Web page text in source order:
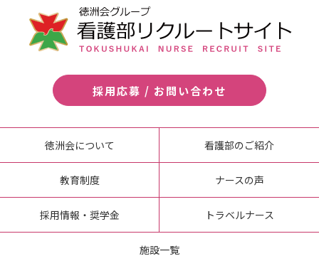
採用応募 / お問い合わせ
徳洲会について 看護部のご紹介
教育制度 ナースの声
採用情報・奨学金 トラベルナース
施設一覧